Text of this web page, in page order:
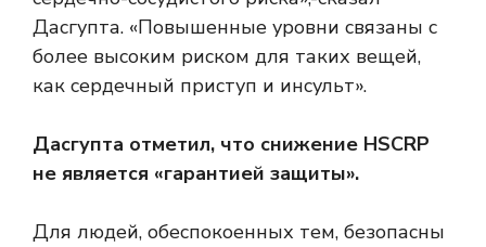
Дасгупта. «Повышенные уровни связаны с
более высоким риском для таких вещей,
как сердечный приступ и инсульт».
Дасгупта отметил, что снижение HSCRP
не является «гарантией защиты».
Для людей, обеспокоенных тем, безопасны